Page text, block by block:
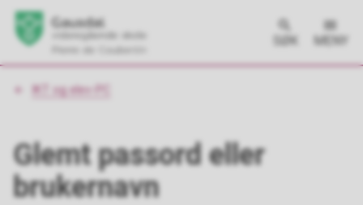
SØK MENY
Du
IKT og elev-PC
Glemt passord eller
brukernavn